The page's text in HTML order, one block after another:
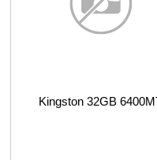
Kingston 32GB